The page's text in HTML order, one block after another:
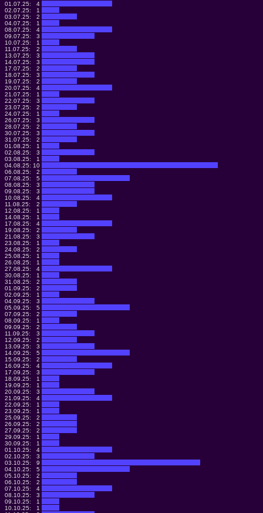
01.07.25:
4
02.07.25:
1
03.07.25:
2
04.07.25:
1
08.07.25:
4
09.07.25:
3
10.07.25:
1
11.07.25:
2
13.07.25:
3
14.07.25:
3
17.07.25:
2
18.07.25:
3
19.07.25:
2
20.07.25:
4
21.07.25:
1
22.07.25:
3
23.07.25:
2
24.07.25:
1
26.07.25:
3
28.07.25:
2
30.07.25:
3
31.07.25:
2
01.08.25:
1
02.08.25:
3
03.08.25:
1
04.08.25: 10
06.08.25:
2
07.08.25:
5
08.08.25:
3
09.08.25:
3
10.08.25:
4
11.08.25:
2
12.08.25:
1
14.08.25:
1
17.08.25:
4
19.08.25:
2
21.08.25:
3
23.08.25:
1
24.08.25:
2
25.08.25:
1
26.08.25:
1
27.08.25:
4
30.08.25:
1
31.08.25:
2
01.09.25:
2
02.09.25:
1
04.09.25:
3
05.09.25:
5
07.09.25:
2
08.09.25:
1
09.09.25:
2
11.09.25:
3
12.09.25:
2
13.09.25:
3
14.09.25:
5
15.09.25:
2
16.09.25:
4
17.09.25:
3
18.09.25:
1
19.09.25:
1
20.09.25:
3
21.09.25:
4
22.09.25:
1
23.09.25:
1
25.09.25:
2
26.09.25:
2
27.09.25:
2
29.09.25:
1
30.09.25:
1
01.10.25:
4
02.10.25:
3
03.10.25:
9
04.10.25:
5
05.10.25:
2
06.10.25:
2
07.10.25:
4
08.10.25:
3
09.10.25:
1
10.10.25:
1